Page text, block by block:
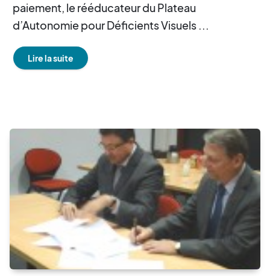
paiement, le rééducateur du Plateau
d’Autonomie pour Déficients Visuels ...
Lire la suite